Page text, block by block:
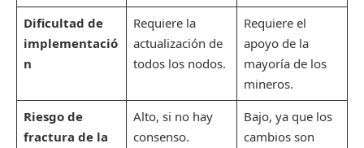
Dificultad de
implementació
n
Requiere la
actualización de
todos los nodos.
Requiere el
apoyo de la
mayoría de los
mineros.
Riesgo de
fractura de la
Alto, si no hay
consenso.
Bajo, ya que los
cambios son